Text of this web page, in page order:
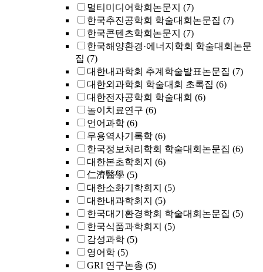
멀티미디어학회논문지 (7)
한국추진공학회 학술대회논문집 (7)
한국콘텐츠학회논문지 (7)
한국해양환경·에너지학회 학술대회논문
집 (7)
대한내과학회 추계학술발표논문집 (7)
대한외과학회 학술대회 초록집 (6)
대한전자공학회 학술대회 (6)
놀이치료연구 (6)
언어과학 (6)
무용역사기록학 (6)
한국정보처리학회 학술대회논문집 (6)
대한본초학회지 (6)
仁濟醫學 (5)
대한소화기학회지 (5)
대한내과학회지 (5)
한국대기환경학회 학술대회논문집 (5)
한국식품과학회지 (5)
감성과학 (5)
영어학 (5)
GRI 연구논총 (5)